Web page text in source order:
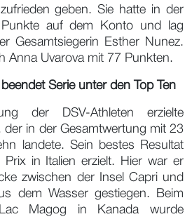
geben. Sie hatte in der
auf dem Konto und lag
Gesamtsiegerin Esther Nunez.
Anna Uvarova mit 77 Punkten.
Serie unter den Top Ten
der DSV-Athleten erzielte
der in der Gesamtwertung mit 23
landete. Sein bestes Resultat
in Italien erzielt. Hier war er
zwischen der Insel Capri und
dem Wasser gestiegen. Beim
Magog in Kanada wurde